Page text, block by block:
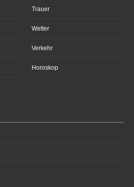
Trauer
Wetter
Verkehr
Horoskop